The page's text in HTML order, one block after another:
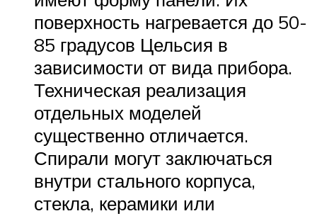
поверхность нагревается до 50-
85 градусов Цельсия в
зависимости от вида прибора.
Техническая реализация
отдельных моделей
существенно отличается.
Спирали могут заключаться
внутри стального корпуса,
стекла, керамики или